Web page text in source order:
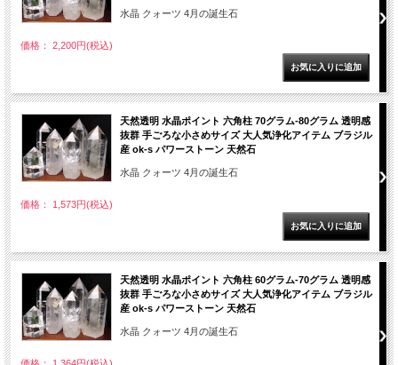
水晶 クォーツ 4月の誕生石
価格： 2,200円(税込)
天然透明 水晶ポイント 六角柱 70グラム-80グラム 透明感
抜群 手ごろな小さめサイズ 大人気浄化アイテム ブラジル
産 ok-s パワーストーン 天然石
水晶 クォーツ 4月の誕生石
価格： 1,573円(税込)
天然透明 水晶ポイント 六角柱 60グラム-70グラム 透明感
抜群 手ごろな小さめサイズ 大人気浄化アイテム ブラジル
産 ok-s パワーストーン 天然石
水晶 クォーツ 4月の誕生石